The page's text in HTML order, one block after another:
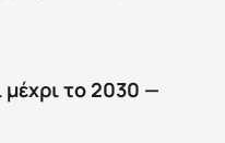
μέχρι το 2030 —